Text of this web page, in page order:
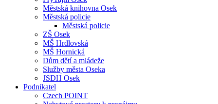
Městská knihovna Osek
Městská policie
Městská policie
ZŠ Osek
MŠ Hrdlovská
MŠ Hornická
Dům dětí a mládeže
Služby města Oseka
JSDH Osek
Podnikatel
Czech POINT